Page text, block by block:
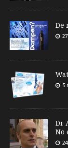
De
5
Dr
No